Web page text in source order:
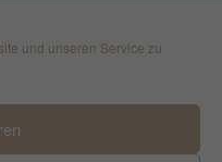
und unseren Service zu